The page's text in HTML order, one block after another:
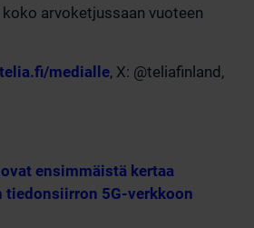
arvoketjussaan vuoteen
medialle, X: @teliafinland,
ensimmäistä kertaa
tiedonsiirron 5G-verkkoon